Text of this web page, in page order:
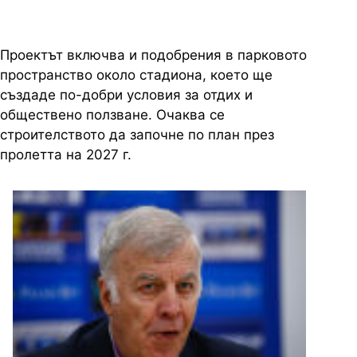
Проектът включва и подобрения в парковото
пространство около стадиона, което ще
създаде по-добри условия за отдих и
обществено ползване. Очаква се
строителството да започне по план през
пролетта на 2027 г.